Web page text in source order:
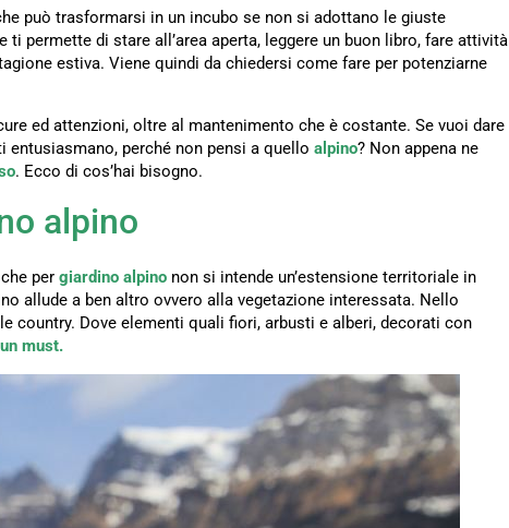
può trasformarsi in un incubo se non si adottano le giuste
permette di stare all’area aperta, leggere un buon libro, fare attività
estiva. Viene quindi da chiedersi come fare per potenziarne
ed attenzioni, oltre al mantenimento che è costante. Se vuoi dare
perché non pensi a quello alpino? Non appena ne
. Ecco di cos’hai bisogno.
alpino
per giardino alpino non si intende un’estensione territoriale in
allude a ben altro ovvero alla vegetazione interessata. Nello
country. Dove elementi quali fiori, arbusti e alberi, decorati con
must.